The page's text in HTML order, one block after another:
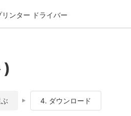
リンター ドライバー
)
4. ダウンロード